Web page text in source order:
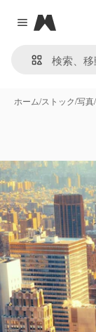
Close menu
Magnific
ホーム/ストック/写真/